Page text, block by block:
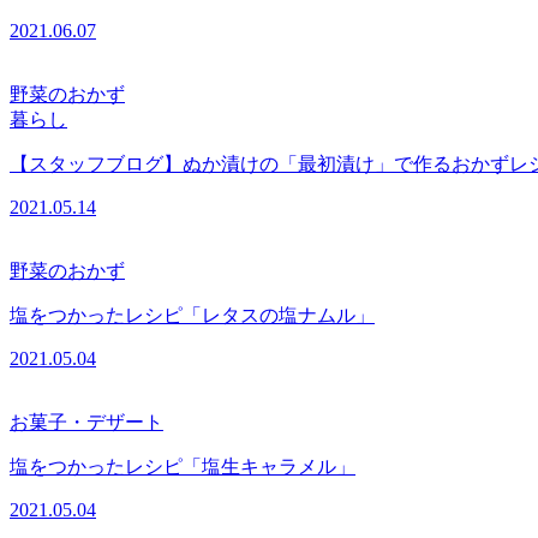
2021.06.07
野菜のおかず
暮らし
【スタッフブログ】ぬか漬けの「最初漬け」で作るおかずレ
2021.05.14
野菜のおかず
塩をつかったレシピ「レタスの塩ナムル」
2021.05.04
お菓子・デザート
塩をつかったレシピ「塩生キャラメル」
2021.05.04